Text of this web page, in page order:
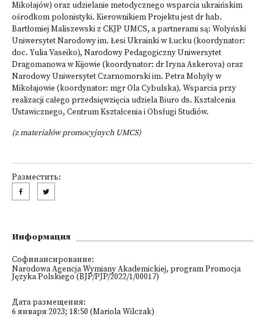
Mikołajów) oraz udzielanie metodycznego wsparcia ukraińskim
ośrodkom polonistyki. Kierownikiem Projektu jest dr hab.
Bartłomiej Maliszewski z CKJP UMCS, a partnerami są: Wołyński
Uniwersytet Narodowy im. Łesi Ukrainki w Łucku (koordynator:
doc. Yulia Vaseiko), Narodowy Pedagogiczny Uniwersytet
Dragomanowa w Kijowie (koordynator: dr Iryna Askerova) oraz
Narodowy Uniwersytet Czarnomorski im. Petra Mohyły w
Mikołajowie (koordynator: mgr Ola Cybulska). Wsparcia przy
realizacji całego przedsięwzięcia udziela Biuro ds. Kształcenia
Ustawicznego, Centrum Kształcenia i Obsługi Studiów.
(z materiałów promocyjnych UMCS)
Разместить:
Информация
Софинансирование:
Narodowa Agencja Wymiany Akademickiej, program Promocja
Języka Polskiego (BJP/PJP/2022/1/00017)
Дата размещения:
6 января 2023; 18:50 (Mariola Wilczak)